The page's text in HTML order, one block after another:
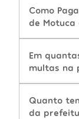
Como
de Motuca
Em
multas na
Quanto
da